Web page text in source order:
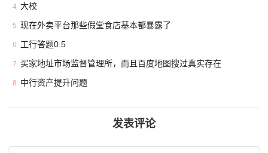
4 大校
5 现在外卖平台那些假堂食店基本都暴露了
6 工行答题0.5
7 买家地址市场监督管理所，而且百度地图搜过真实存在
8 中行资产提升问题
发表评论